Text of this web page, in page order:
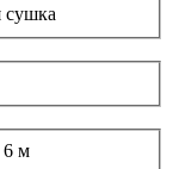
сушка
6 м